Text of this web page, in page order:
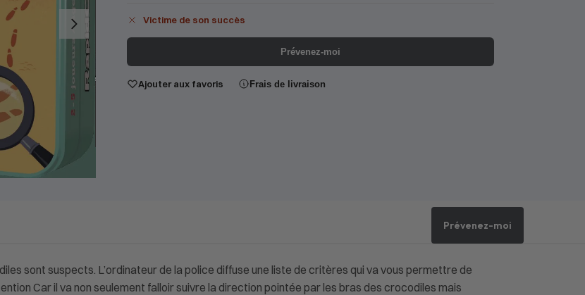
Victime de son succès
Prévenez-moi
Ajouter aux favoris Frais de livraison
Prévenez-moi
sont suspects. L’ordinateur de la police diffuse une liste de critères qui va vous permettre de
Car il va non seulement falloir suivre la direction pointée par les bras des crocodiles mais